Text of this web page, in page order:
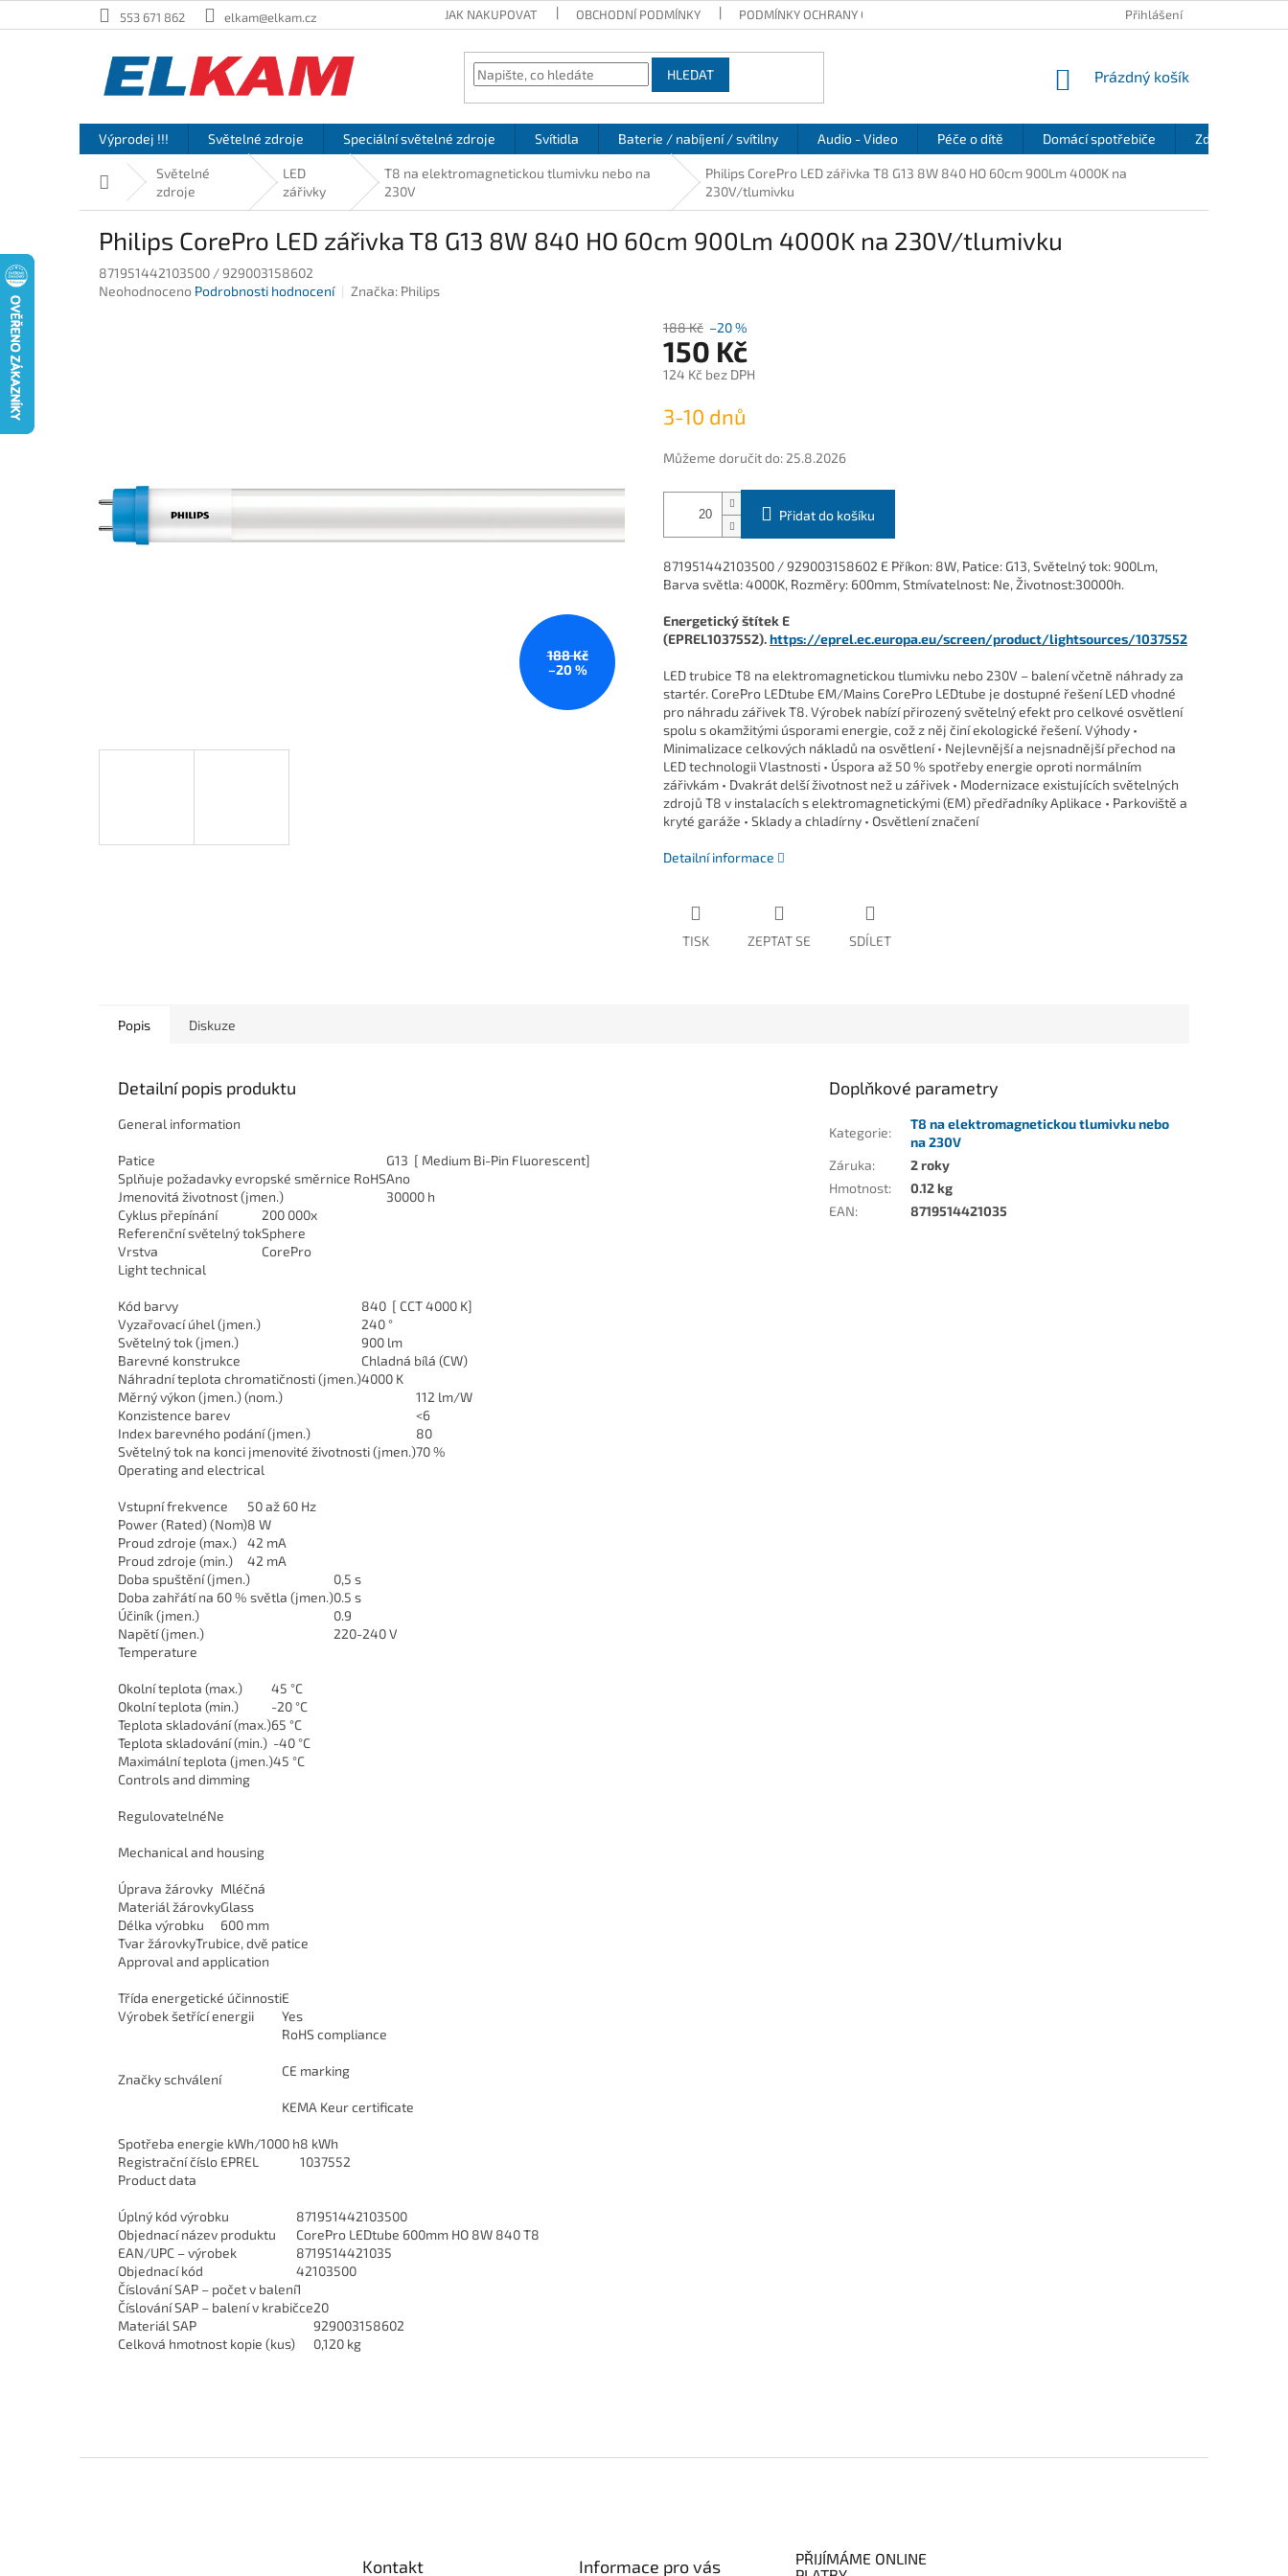
na
553 671 862 elkam@elkam.cz JAK NAKUPOVAT OBCHODNÍ PODMÍNKY PODMÍNKY OCHRANY OSOBNÍCH ÚDAJŮ REKLAMAČNÍ ŘÁD
Přihlášení
HLEDAT
NÁKUPNÍ
Prázdný košík
Výprodej !!! Světelné zdroje Speciální světelné zdroje Svítidla Baterie / nabíjení / svítilny Audio - Video Péče o dítě Domácí spotřebiče Zdraví a
Domů
Světelné
zdroje
LED
zářivky
T8 na elektromagnetickou tlumivku nebo na
230V
Philips CorePro LED zářivka T8 G13 8W 840 HO 60cm 900Lm 4000K na
230V/tlumivku
Philips CorePro LED zářivka T8 G13 8W 840 HO 60cm 900Lm 4000K na 230V/tlumivku
871951442103500 / 929003158602
Průměrné
Neohodnoceno Podrobnosti hodnocení Značka: Philips
188 Kč
–20 %
188 Kč –20 %
150 Kč
124 Kč bez DPH
cena:
3-10 dnů
Můžeme doručit do:25.8.2026
Přidat do košíku
871951442103500 / 929003158602 E Příkon: 8W, Patice: G13, Světelný tok: 900Lm,
Barva světla: 4000K, Rozměry: 600mm, Stmívatelnost: Ne,Životnost:30000h.
Energetický štítek E
(EPREL1037552).https://eprel.ec.europa.eu/screen/product/lightsources/1037552
LED trubice T8 na elektromagnetickou tlumivku nebo 230V – balení včetně náhrady za
startér. CorePro LEDtube EM/Mains CorePro LEDtube je dostupné řešení LED vhodné
pro náhradu zářivek T8. Výrobek nabízí přirozený světelný efekt pro celkové osvětlení
spolu s okamžitými úsporami energie, což z něj činí ekologické řešení. Výhody •
Minimalizace celkových nákladů na osvětlení • Nejlevnější a nejsnadnější přechod na
LED technologii Vlastnosti • Úspora až 50 % spotřeby energie oproti normálním
zářivkám • Dvakrát delší životnost než u zářivek • Modernizace existujících světelných
zdrojů T8 v instalacích s elektromagnetickými (EM) předřadníky Aplikace • Parkoviště a
kryté garáže • Sklady a chladírny • Osvětlení značení
Detailní informace
TISK ZEPTAT SE SDÍLET
Popis Diskuze
Detailní popis produktu
General information
Patice
G13 [ Medium Bi-Pin Fluorescent]
Splňuje požadavky evropské směrnice RoHSAno
Jmenovitá životnost (jmen.)
30000 h
Cyklus přepínání
200 000x
Referenční světelný tokSphere
Vrstva
CorePro
Light technical
Kód barvy
840 [ CCT 4000 K]
Vyzařovací úhel (jmen.)
240 °
Světelný tok (jmen.)
900 lm
Barevné konstrukce
Chladná bílá (CW)
Náhradní teplota chromatičnosti (jmen.)4000 K
Měrný výkon (jmen.) (nom.)
112 lm/W
Konzistence barev
<6
Index barevného podání (jmen.)
80
Světelný tok na konci jmenovité životnosti (jmen.)70 %
Operating and electrical
Vstupní frekvence
50 až 60 Hz
Power (Rated) (Nom)8 W
Proud zdroje (max.)
42 mA
Proud zdroje (min.)
42 mA
Doba spuštění (jmen.)
0,5 s
Doba zahřátí na 60 % světla (jmen.)0.5 s
Účiník (jmen.)
0.9
Napětí (jmen.)
220-240 V
Temperature
Okolní teplota (max.)
45 °C
Okolní teplota (min.)
-20 °C
Teplota skladování (max.)65 °C
Teplota skladování (min.) -40 °C
Maximální teplota (jmen.)45 °C
Controls and dimming
RegulovatelnéNe
Mechanical and housing
Úprava žárovky Mléčná
Materiál žárovkyGlass
Délka výrobku
600 mm
Tvar žárovkyTrubice, dvě patice
Approval and application
Třída energetické účinnostiE
Výrobek šetřící energii
Yes
Značky schválení
RoHS compliance
CE marking
KEMA Keur certificate
Spotřeba energie kWh/1000 h8 kWh
Registrační číslo EPREL
1037552
Product data
Úplný kód výrobku
871951442103500
Objednací název produktu
CorePro LEDtube 600mm HO 8W 840 T8
EAN/UPC – výrobek
8719514421035
Objednací kód
42103500
Číslování SAP – počet v balení1
Číslování SAP – balení v krabičce20
Materiál SAP
929003158602
Celková hmotnost kopie (kus)
0,120 kg
Doplňkové parametry
Kategorie:
T8 na elektromagnetickou tlumivku nebo
na 230V
Záruka:
2 roky
Hmotnost:
0.12 kg
EAN: 8719514421035
Kontakt Informace pro vás
PŘIJÍMÁME ONLINE